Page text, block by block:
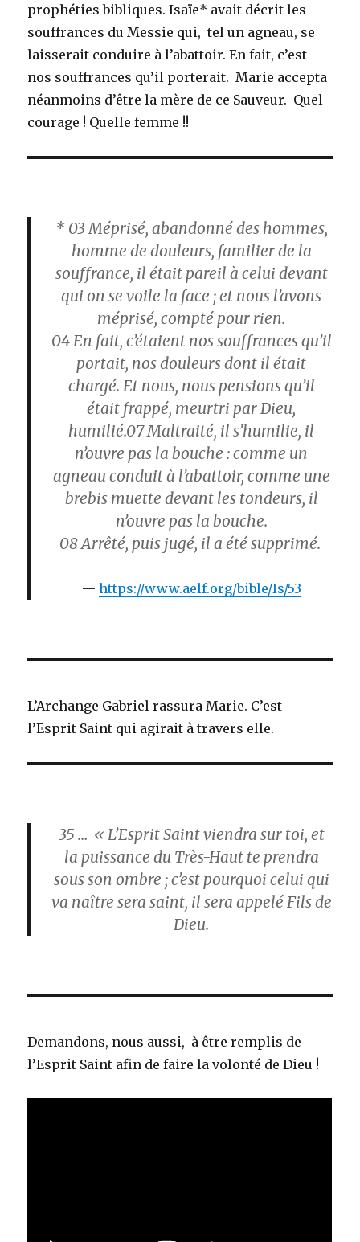
prophéties bibliques. Isaïe* avait décrit les
souffrances du Messie qui, tel un agneau, se
laisserait conduire à l’abattoir. En fait, c’est
nos souffrances qu’il porterait. Marie accepta
néanmoins d’être la mère de ce Sauveur. Quel
courage ! Quelle femme !!
* 03 Méprisé, abandonné des hommes,
homme de douleurs, familier de la
souffrance, il était pareil à celui devant
qui on se voile la face ; et nous l’avons
méprisé, compté pour rien.
04En fait, c’étaient nos souffrances qu’il
portait, nos douleurs dont il était
chargé. Et nous, nous pensions qu’il
était frappé, meurtri par Dieu,
humilié.07Maltraité, il s’humilie, il
n’ouvre pas la bouche : comme un
agneau conduit à l’abattoir, comme une
brebis muette devant les tondeurs, il
n’ouvre pas la bouche.
08Arrêté, puis jugé, il a été supprimé.
https://www.aelf.org/bible/Is/53
L’Archange Gabriel rassura Marie. C’est
l’Esprit Saint qui agirait à travers elle.
35 … « L’Esprit Saint viendra sur toi, et
la puissance du Très-Haut te prendra
sous son ombre ; c’est pourquoi celui qui
va naître sera saint, il sera appelé Fils de
Dieu.
Demandons, nous aussi, à être remplis de
l’Esprit Saint afin de faire la volonté de Dieu !